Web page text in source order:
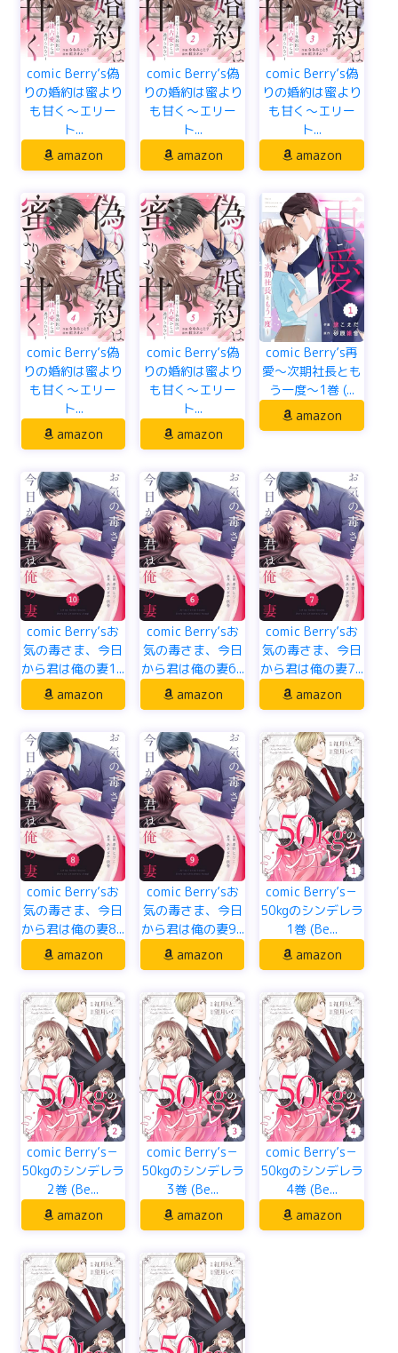
comic Berry’s偽
りの婚約は蜜より
も甘く～エリー
ト...
amazon
comic Berry’s偽
りの婚約は蜜より
も甘く～エリー
ト...
amazon
comic Berry’s偽
りの婚約は蜜より
も甘く～エリー
ト...
amazon
comic Berry’s偽
りの婚約は蜜より
も甘く～エリー
ト...
amazon
comic Berry’s偽
りの婚約は蜜より
も甘く～エリー
ト...
amazon
comic Berry’s再
愛～次期社長とも
う一度～1巻 (...
amazon
comic Berry’sお
気の毒さま、今日
から君は俺の妻1...
amazon
comic Berry’sお
気の毒さま、今日
から君は俺の妻6...
amazon
comic Berry’sお
気の毒さま、今日
から君は俺の妻7...
amazon
comic Berry’sお
気の毒さま、今日
から君は俺の妻8...
amazon
comic Berry’sお
気の毒さま、今日
から君は俺の妻9...
amazon
comic Berry’s－
50kgのシンデレラ
1巻 (Be...
amazon
comic Berry’s－
50kgのシンデレラ
2巻 (Be...
amazon
comic Berry’s－
50kgのシンデレラ
3巻 (Be...
amazon
comic Berry’s－
50kgのシンデレラ
4巻 (Be...
amazon